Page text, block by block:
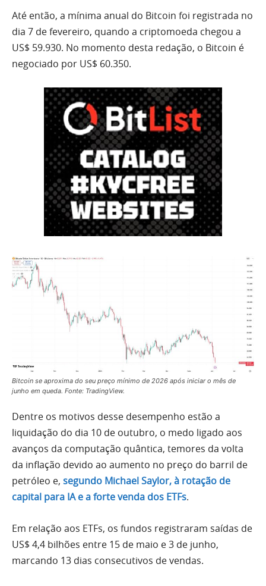
Até então, a mínima anual do Bitcoin foi registrada no
dia 7 de fevereiro, quando a criptomoeda chegou a
US$ 59.930. No momento desta redação, o Bitcoin é
negociado por US$ 60.350.
Bitcoin se aproxima do seu preço mínimo de 2026 após iniciar o mês de
junho em queda. Fonte: TradingView.
Dentre os motivos desse desempenho estão a
liquidação do dia 10 de outubro, o medo ligado aos
avanços da computação quântica, temores da volta
da inflação devido ao aumento no preço do barril de
petróleo e, segundo Michael Saylor, à rotação de
capital para IA e a forte venda dos ETFs.
Em relação aos ETFs, os fundos registraram saídas de
US$ 4,4 bilhões entre 15 de maio e 3 de junho,
marcando 13 dias consecutivos de vendas.